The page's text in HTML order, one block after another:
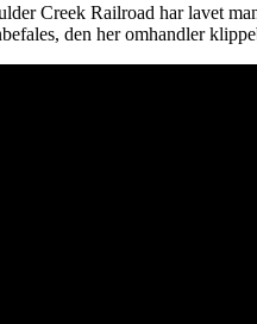
Creek Railroad har lavet
den her omhandler